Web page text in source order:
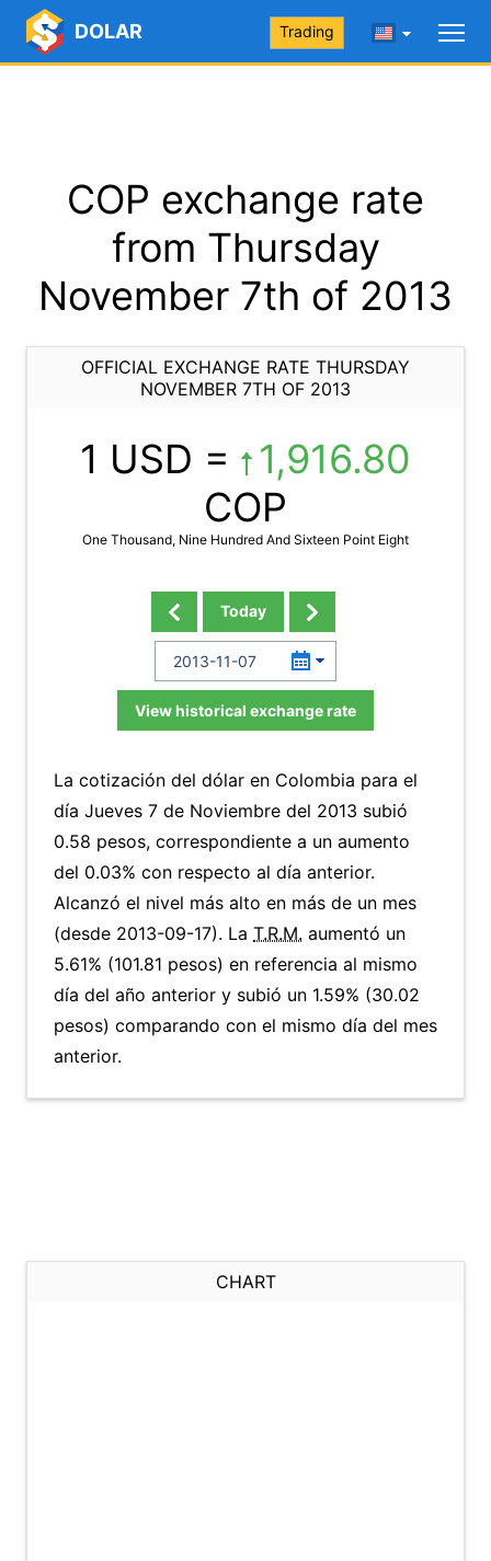
DOLAR Trading
COP exchange rate
from Thursday
November 7th of 2013
OFFICIAL EXCHANGE RATE THURSDAY
NOVEMBER 7TH OF 2013
1 USD =
1,916.80
COP
One Thousand, Nine Hundred And Sixteen Point Eight
Today
View historical exchange rate
La cotización del dólar en Colombia para el
día Jueves 7 de Noviembre del 2013 subió
0.58 pesos, correspondiente a un aumento
del 0.03% con respecto al día anterior.
Alcanzó el nivel más alto en más de un mes
(desde 2013-09-17). La T.R.M. aumentó un
5.61% (101.81 pesos) en referencia al mismo
día del año anterior y subió un 1.59% (30.02
pesos) comparando con el mismo día del mes
anterior.
CHART